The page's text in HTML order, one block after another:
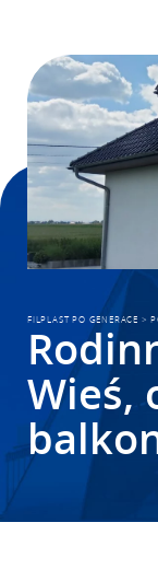
FILPLAST PO GENERACE >
Wieś,